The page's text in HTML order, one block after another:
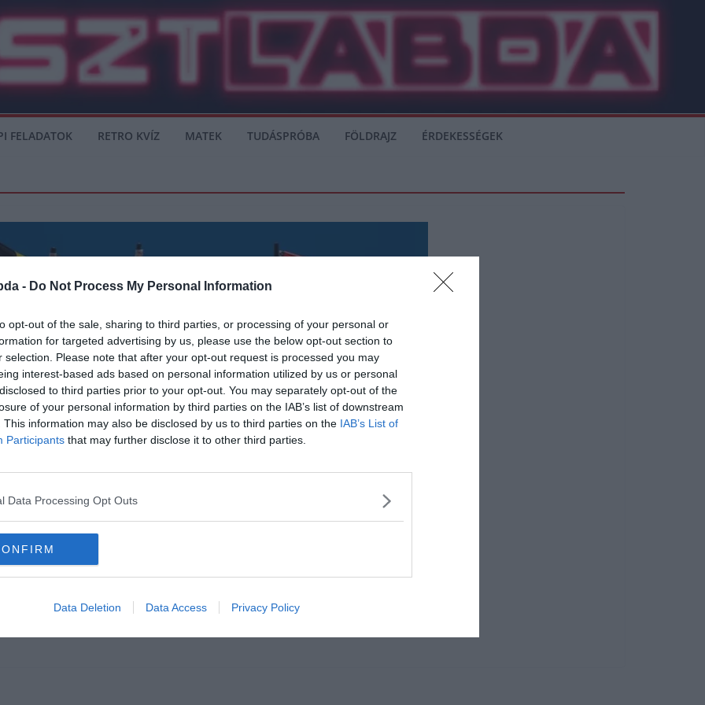
- Do Not Process My Personal Information
opt-out of the sale, sharing to third parties, or processing of your personal or
for targeted advertising by us, please use the below opt-out section to
selection. Please note that after your opt-out request is processed you may
interest-based ads based on personal information utilized by us or personal
to third parties prior to your opt-out. You may separately opt-out of the
of your personal information by third parties on the IAB’s list of downstream
This information may also be disclosed by us to third parties on the IAB’s List of
Participants that may further disclose it to other third parties.
Data Processing Opt Outs
Data Deletion Data Access Privacy Policy
FELADATOK RETRO KVÍZ MATEK TUDÁSPRÓBA FÖLDRAJZ ÉRDEKESSÉGEK
hogy felmérd mennyit felejtettél!
hisz sokat játszunk, kérdezünk. Ha nem vagy tag gyere, csatlakozz és